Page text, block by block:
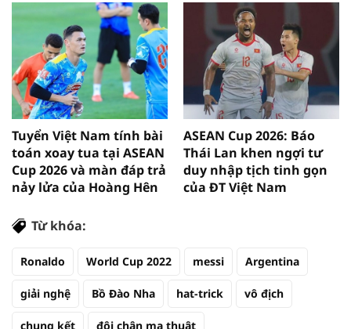
Tuyển Việt Nam tính bài
toán xoay tua tại ASEAN
Cup 2026 và màn đáp trả
nảy lửa của Hoàng Hên
ASEAN Cup 2026: Báo
Thái Lan khen ngợi tư
duy nhập tịch tinh gọn
của ĐT Việt Nam
Từ khóa:
Ronaldo World Cup 2022 messi Argentina
giải nghệ Bồ Đào Nha hat-trick vô địch
chung kết đôi chân ma thuật